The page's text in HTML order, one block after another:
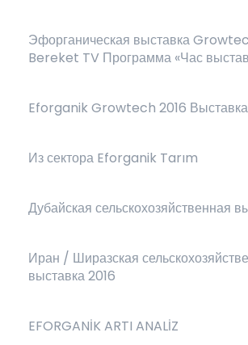
Эфорганическая выставка
Bereket TV Программа «Час
Eforganik Growtech 2016
Из сектора Eforganik Tarım
Дубайская сельскохозяйственная
Иран / Ширазская
выставка 2016
EFORGANİK ARTI ANALİZ